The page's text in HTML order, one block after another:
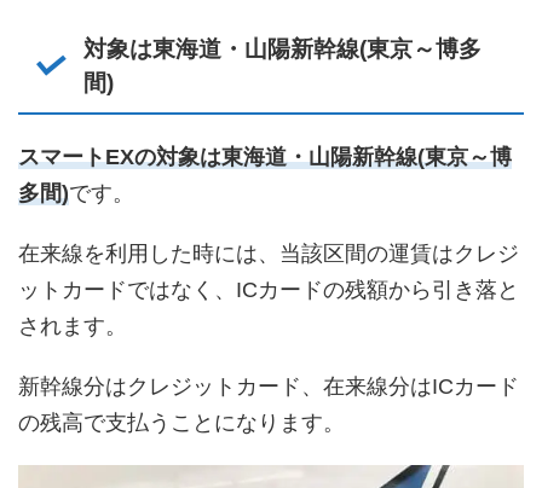
対象は東海道・山陽新幹線(東京～博多
間)
スマートEXの対象は東海道・山陽新幹線(東京～博
多間)です。
在来線を利用した時には、当該区間の運賃はクレジ
ットカードではなく、ICカードの残額から引き落と
されます。
新幹線分はクレジットカード、在来線分はICカード
の残高で支払うことになります。